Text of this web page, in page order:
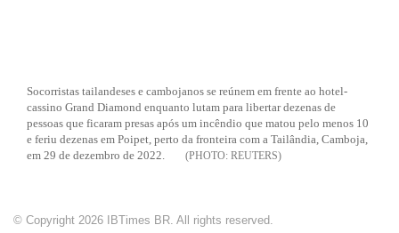
Socorristas tailandeses e cambojanos se reúnem em frente ao hotel-
cassino Grand Diamond enquanto lutam para libertar dezenas de
pessoas que ficaram presas após um incêndio que matou pelo menos 10
e feriu dezenas em Poipet, perto da fronteira com a Tailândia, Camboja,
em 29 de dezembro de 2022.
REUTERS
© Copyright 2026 IBTimes BR. All rights reserved.